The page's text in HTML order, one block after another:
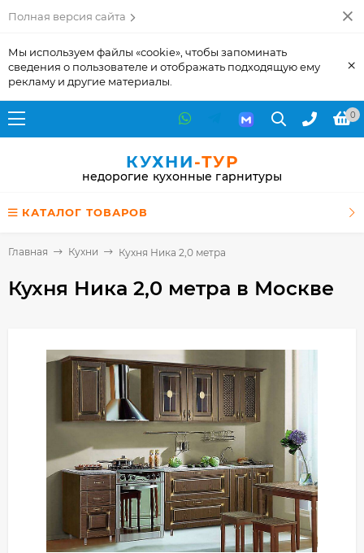
Полная версия сайта
Мы используем файлы «cookie», чтобы запоминать
сведения о пользователе и отображать подходящую ему
рекламу и другие материалы.
×
0
КУХНИ-ТУР
недорогие кухонные гарнитуры
КАТАЛОГ ТОВАРОВ
Главная Кухни Кухня Ника 2,0 метра
Кухня Ника 2,0 метра в Москве